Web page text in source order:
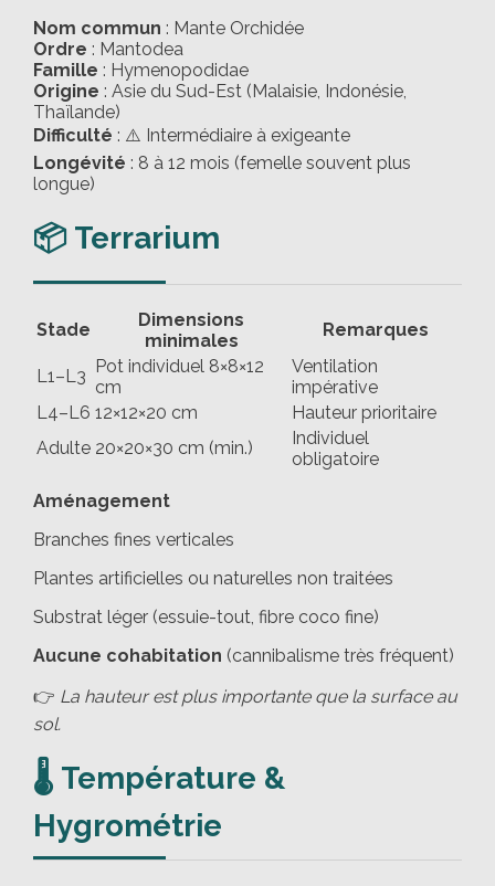
Nom commun : Mante Orchidée
Ordre : Mantodea
Famille : Hymenopodidae
Origine : Asie du Sud-Est (Malaisie, Indonésie,
Thaïlande)
Difficulté : ⚠️ Intermédiaire à exigeante
Longévité : 8 à 12 mois (femelle souvent plus
longue)
📦 Terrarium
Stade
Dimensions
minimales
Remarques
L1–L3 Pot individuel 8×8×12
cm
Ventilation
impérative
L4–L6 12×12×20 cm
Hauteur prioritaire
Adulte 20×20×30 cm (min.)
Individuel
obligatoire
Aménagement
Branches fines verticales
Plantes artificielles ou naturelles non traitées
Substrat léger (essuie-tout, fibre coco fine)
Aucune cohabitation (cannibalisme très fréquent)
👉 La hauteur est plus importante que la surface au
sol.
🌡️ Température &
Hygrométrie